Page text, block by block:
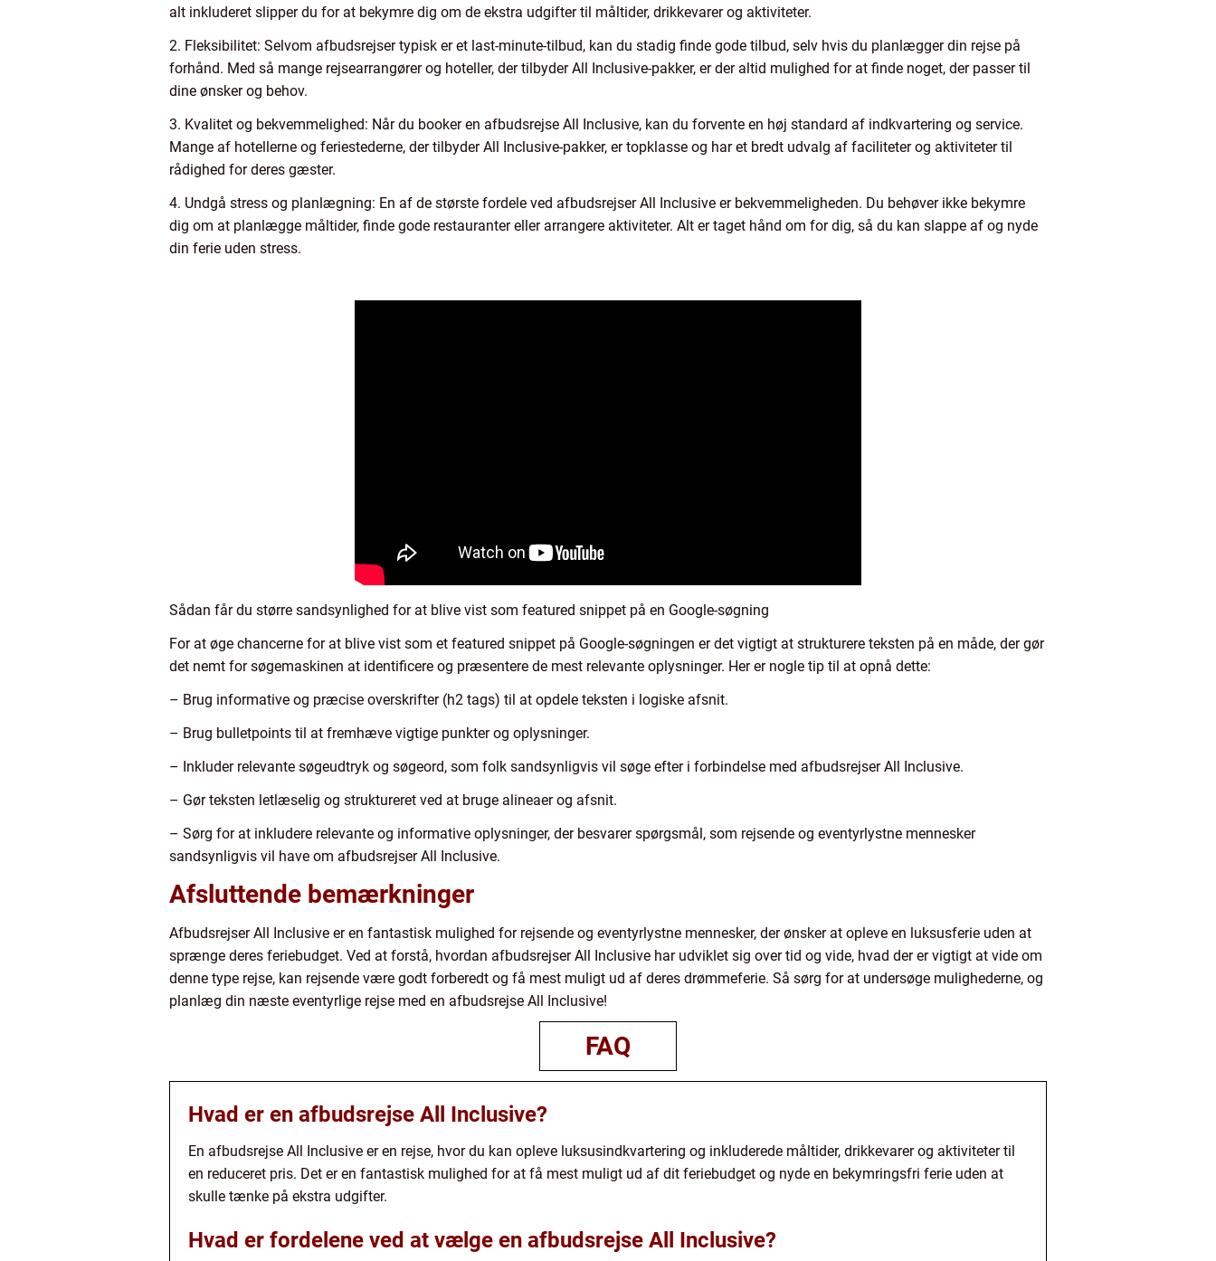
alt inkluderet slipper du for at bekymre dig om de ekstra udgifter til måltider, drikkevarer og aktiviteter.
2. Fleksibilitet: Selvom afbudsrejser typisk er et last-minute-tilbud, kan du stadig finde gode tilbud, selv hvis du planlægger din rejse på
forhånd. Med så mange rejsearrangører og hoteller, der tilbyder All Inclusive-pakker, er der altid mulighed for at finde noget, der passer til
dine ønsker og behov.
3. Kvalitet og bekvemmelighed: Når du booker en afbudsrejse All Inclusive, kan du forvente en høj standard af indkvartering og service.
Mange af hotellerne og feriestederne, der tilbyder All Inclusive-pakker, er topklasse og har et bredt udvalg af faciliteter og aktiviteter til
rådighed for deres gæster.
4. Undgå stress og planlægning: En af de største fordele ved afbudsrejser All Inclusive er bekvemmeligheden. Du behøver ikke bekymre
dig om at planlægge måltider, finde gode restauranter eller arrangere aktiviteter. Alt er taget hånd om for dig, så du kan slappe af og nyde
din ferie uden stress.
Sådan får du større sandsynlighed for at blive vist som featured snippet på en Google-søgning
For at øge chancerne for at blive vist som et featured snippet på Google-søgningen er det vigtigt at strukturere teksten på en måde, der gør
det nemt for søgemaskinen at identificere og præsentere de mest relevante oplysninger. Her er nogle tip til at opnå dette:
– Brug informative og præcise overskrifter (h2 tags) til at opdele teksten i logiske afsnit.
– Brug bulletpoints til at fremhæve vigtige punkter og oplysninger.
– Inkluder relevante søgeudtryk og søgeord, som folk sandsynligvis vil søge efter i forbindelse med afbudsrejser All Inclusive.
– Gør teksten letlæselig og struktureret ved at bruge alineaer og afsnit.
– Sørg for at inkludere relevante og informative oplysninger, der besvarer spørgsmål, som rejsende og eventyrlystne mennesker
sandsynligvis vil have om afbudsrejser All Inclusive.
Afsluttende bemærkninger
Afbudsrejser All Inclusive er en fantastisk mulighed for rejsende og eventyrlystne mennesker, der ønsker at opleve en luksusferie uden at
sprænge deres feriebudget. Ved at forstå, hvordan afbudsrejser All Inclusive har udviklet sig over tid og vide, hvad der er vigtigt at vide om
denne type rejse, kan rejsende være godt forberedt og få mest muligt ud af deres drømmeferie. Så sørg for at undersøge mulighederne, og
planlæg din næste eventyrlige rejse med en afbudsrejse All Inclusive!
FAQ
Hvad er en afbudsrejse All Inclusive?
En afbudsrejse All Inclusive er en rejse, hvor du kan opleve luksusindkvartering og inkluderede måltider, drikkevarer og aktiviteter til
en reduceret pris. Det er en fantastisk mulighed for at få mest muligt ud af dit feriebudget og nyde en bekymringsfri ferie uden at
skulle tænke på ekstra udgifter.
Hvad er fordelene ved at vælge en afbudsrejse All Inclusive?